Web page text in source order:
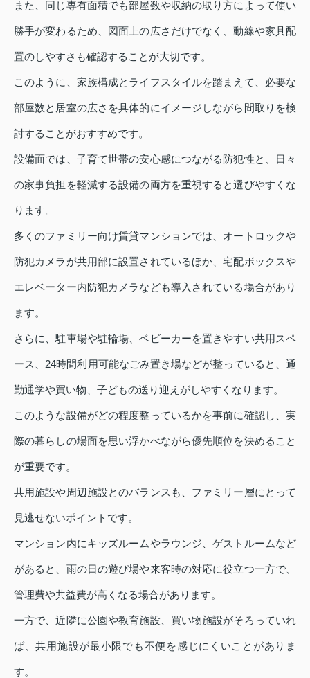
また、同じ専有面積でも部屋数や収納の取り方によって使い
勝手が変わるため、図面上の広さだけでなく、動線や家具配
置のしやすさも確認することが大切です。
このように、家族構成とライフスタイルを踏まえて、必要な
部屋数と居室の広さを具体的にイメージしながら間取りを検
討することがおすすめです。
設備面では、子育て世帯の安心感につながる防犯性と、日々
の家事負担を軽減する設備の両方を重視すると選びやすくな
ります。
多くのファミリー向け賃貸マンションでは、オートロックや
防犯カメラが共用部に設置されているほか、宅配ボックスや
エレベーター内防犯カメラなども導入されている場合があり
ます。
さらに、駐車場や駐輪場、ベビーカーを置きやすい共用スペ
ース、24時間利用可能なごみ置き場などが整っていると、通
勤通学や買い物、子どもの送り迎えがしやすくなります。
このような設備がどの程度整っているかを事前に確認し、実
際の暮らしの場面を思い浮かべながら優先順位を決めること
が重要です。
共用施設や周辺施設とのバランスも、ファミリー層にとって
見逃せないポイントです。
マンション内にキッズルームやラウンジ、ゲストルームなど
があると、雨の日の遊び場や来客時の対応に役立つ一方で、
管理費や共益費が高くなる場合があります。
一方で、近隣に公園や教育施設、買い物施設がそろっていれ
ば、共用施設が最小限でも不便を感じにくいことがありま
す。